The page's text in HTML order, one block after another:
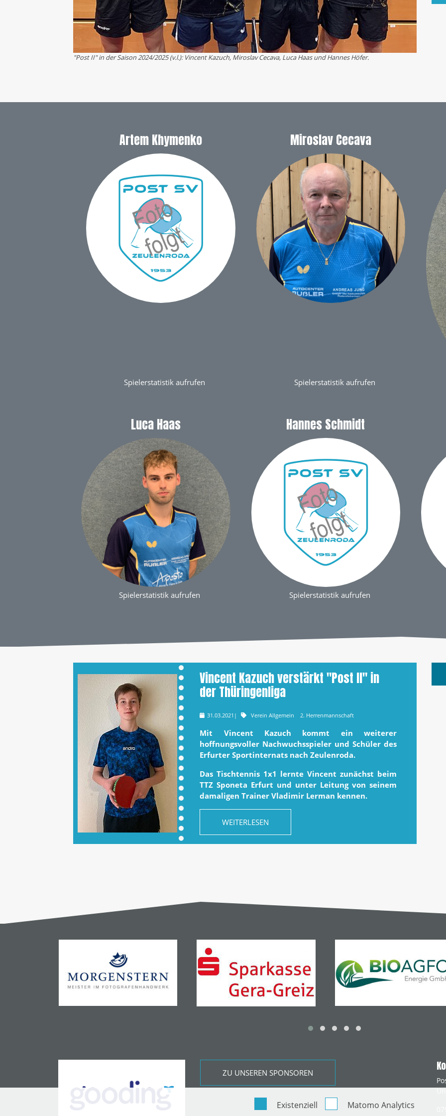
"Post II" in der Saison 2024/2025 (v.l.): Vincent Kazuch, Miroslav Cecava, Luca Haas und Hannes Höfer.
Artem Khymenko
Spielerstatistik aufrufen
Miroslav Cecava
Spielerstatistik aufrufen
Luca Haas
Spielerstatistik aufrufen
Hannes Schmidt
Spielerstatistik aufrufen
Vincent Kazuch verstärkt "Post II" in
der Thüringenliga
31.03.2021 | Verein Allgemein 2. Herrenmannschaft
Mit Vincent Kazuch kommt ein weiterer
hoffnungsvoller Nachwuchsspieler und Schüler des
Erfurter Sportinternats nach Zeulenroda.
Das Tischtennis 1x1 lernte Vincent zunächst beim
TTZ Sponeta Erfurt und unter Leitung von seinem
damaligen Trainer Vladimir Lerman kennen.
WEITERLESEN
ZU UNSEREN SPONSOREN
Existenziell Matomo Analytics